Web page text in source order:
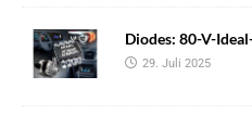
Diodes: 80-V-
29. Juli 2025